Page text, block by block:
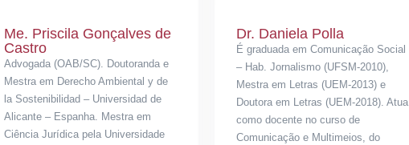
Me. Priscila Gonçalves de
Castro
Advogada (OAB/SC). Doutoranda e
Mestra em Derecho Ambiental y de
la Sostenibilidad – Universidad de
Alicante – Espanha. Mestra em
Ciência Jurídica pela Universidade
Dr. Daniela Polla
É graduada em Comunicação Social
– Hab. Jornalismo (UFSM-2010),
Mestra em Letras (UEM-2013) e
Doutora em Letras (UEM-2018). Atua
como docente no curso de
Comunicação e Multimeios, do